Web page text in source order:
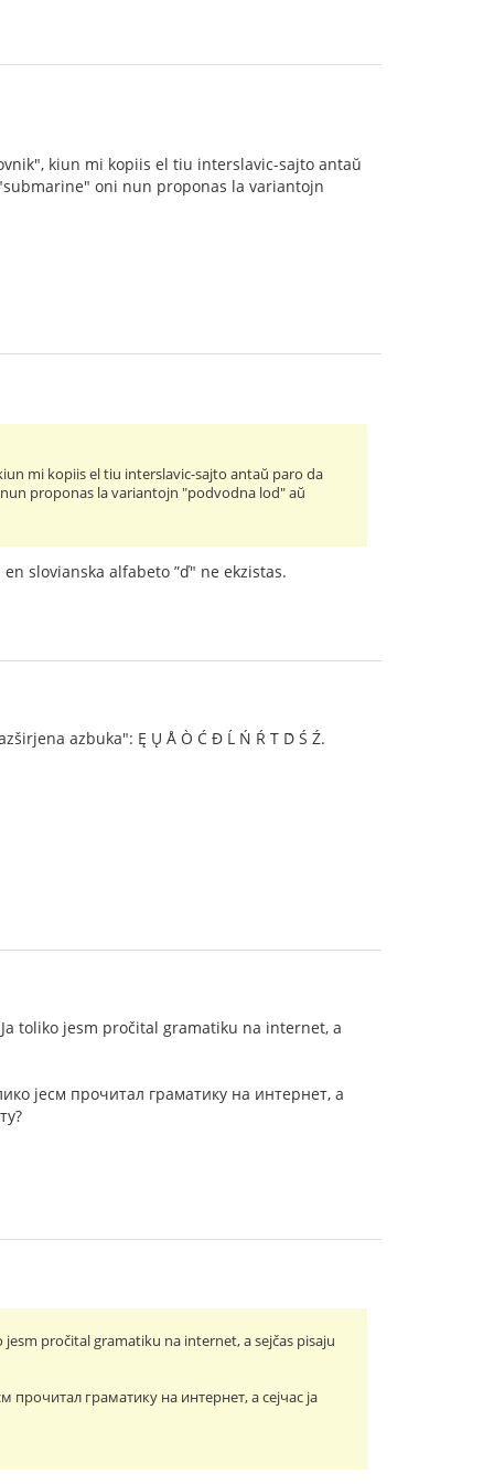
kiun mi kopiis el tiu interslavic-sajto antaŭ
oni nun proponas la variantojn
mi kopiis el tiu interslavic-sajto antaŭ paro da
proponas la variantojn "podvodna lod" aŭ
slovianska alfabeto ”ď" ne ekzistas.
azbuka": Ę Ų Å Ò Ć Đ Ĺ Ń Ŕ T́ D́ Ś Ź.
toliko jesm pročital gramatiku na internet, a
jесм прочитал граматику на интернет, а
jesm pročital gramatiku na internet, a sejčas pisaju
прочитал граматику на интернет, а сеjчас jа